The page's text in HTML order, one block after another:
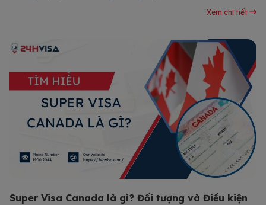
Xem chi tiết
Super Visa Canada là gì? Đối tượng và Điều kiện